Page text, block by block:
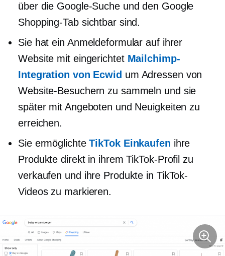
über die Google-Suche und den Google
Shopping-Tab sichtbar sind.
Sie hat ein Anmeldeformular auf ihrer
Website mit eingerichtet Mailchimp-
Integration von Ecwid um Adressen von
Website-Besuchern zu sammeln und sie
später mit Angeboten und Neuigkeiten zu
erreichen.
Sie ermöglichteTikTok Einkaufen ihre
Produkte direkt in ihrem TikTok-Profil zu
verkaufen und ihre Produkte in TikTok-
Videos zu markieren.